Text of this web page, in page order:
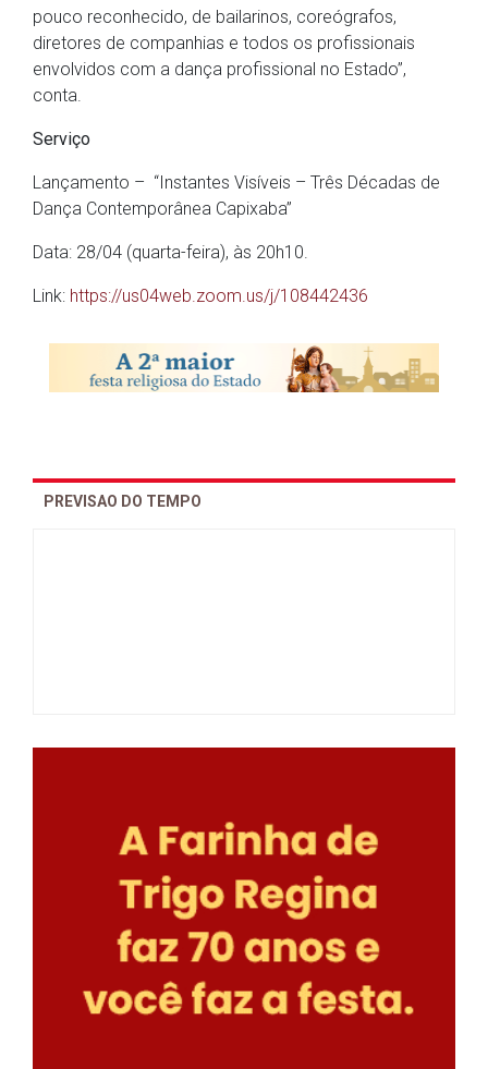
pouco reconhecido, de bailarinos, coreógrafos,
diretores de companhias e todos os profissionais
envolvidos com a dança profissional no Estado”,
conta.
Serviço
Lançamento – “Instantes Visíveis – Três Décadas de
Dança Contemporânea Capixaba”
Data: 28/04 (quarta-feira), às 20h10.
Link: https://us04web.zoom.us/j/108442436
PREVISAO DO TEMPO